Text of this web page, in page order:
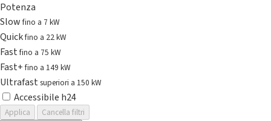
Potenza
Slowfino a 7 kW
Quickfino a 22 kW
Fastfino a 75 kW
Fast+fino a 149 kW
Ultrafast superiori a 150 kW
Accessibile h24
Applica
Cancella filtri